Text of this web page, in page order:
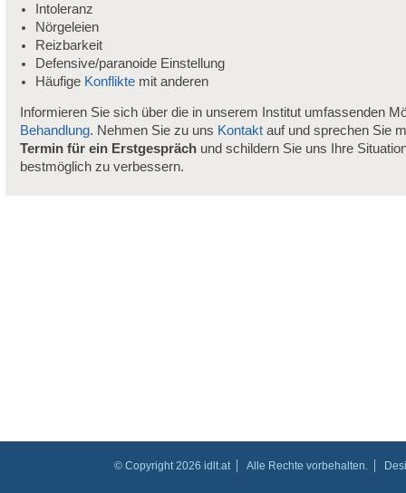
Intoleranz
Nörgeleien
Reizbarkeit
Defensive/paranoide Einstellung
Häufige Konflikte mit anderen
Informieren Sie sich über die in unserem Institut umfassenden
Behandlung. Nehmen Sie zu uns Kontaktauf und sprechen Sie
Termin für ein Erstgesprächund schildern Sie uns Ihre
bestmöglich zu verbessern.
© Copyright 2026 idlt.at Alle Rechte vorbehalten.